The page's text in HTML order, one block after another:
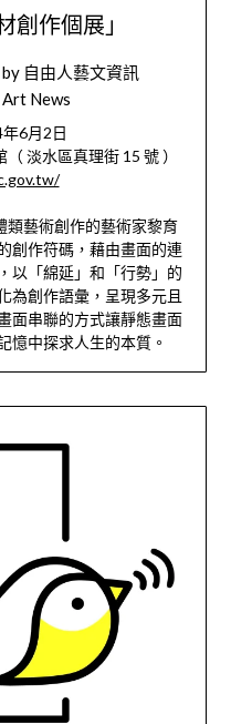
創作個展」
by 自由人藝文資訊
News
6月2日
淡水區真理街 15 號 ）
類藝術創作的藝術家黎育
創作符碼，藉由畫面的連
以「綿延」和「行勢」的
為創作語彙，呈現多元且
面串聯的方式讓靜態畫面
憶中探求人生的本質。